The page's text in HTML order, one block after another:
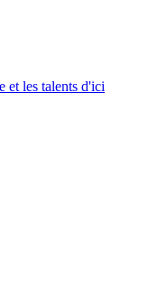
et les talents d'ici